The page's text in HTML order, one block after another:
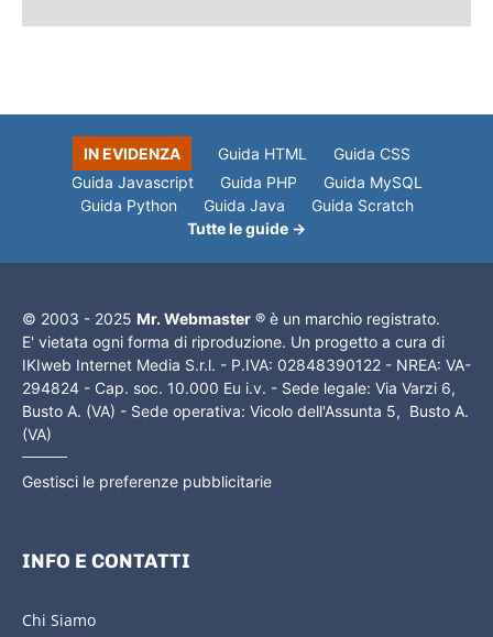
IN EVIDENZA Guida HTML
Guida CSS
Guida Javascript
Guida PHP
Guida MySQL
Guida Python
Guida Java
Guida Scratch
Tutte le guide →
© 2003 - 2025 Mr. Webmaster ® è un marchio registrato.
E' vietata ogni forma di riproduzione. Un progetto a cura di
IKIweb Internet Media S.r.l. - P.IVA: 02848390122 - NREA: VA-
294824 - Cap. soc. 10.000 Eu i.v. - Sede legale: Via Varzi 6,
Busto A. (VA) - Sede operativa: Vicolo dell'Assunta 5, Busto A.
(VA)
Gestisci le preferenze pubblicitarie
INFO E CONTATTI
Chi Siamo